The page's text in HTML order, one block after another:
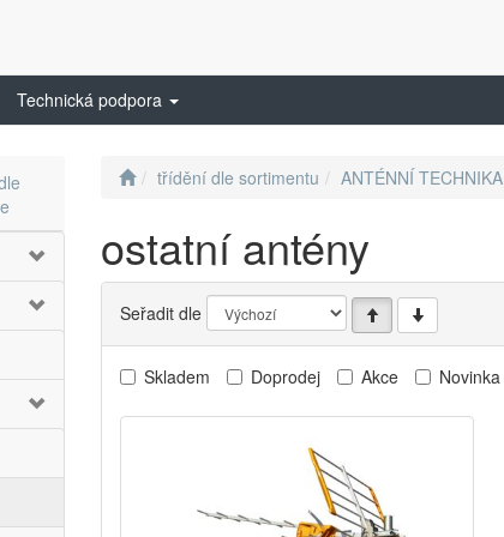
Technická podpora
třídění dle sortimentu ANTÉNNÍ TECHNIKA
ostatní antény
Seřadit dle
Skladem Doprodej Akce Novinka